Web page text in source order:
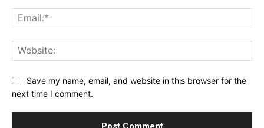
Save my name, email, and website in this browser for the
next time I comment.